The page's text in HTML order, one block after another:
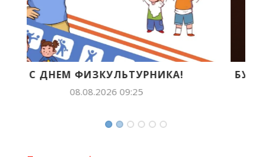
БУДУЩЕЕ ЯКУТИИ В ЛИЦАХ: ЛИЛИАНА
ПОПОВА ПОКОРЯЕТ...